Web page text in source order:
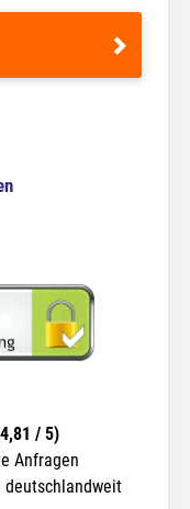
/ 5)
Anfragen
deutschlandweit